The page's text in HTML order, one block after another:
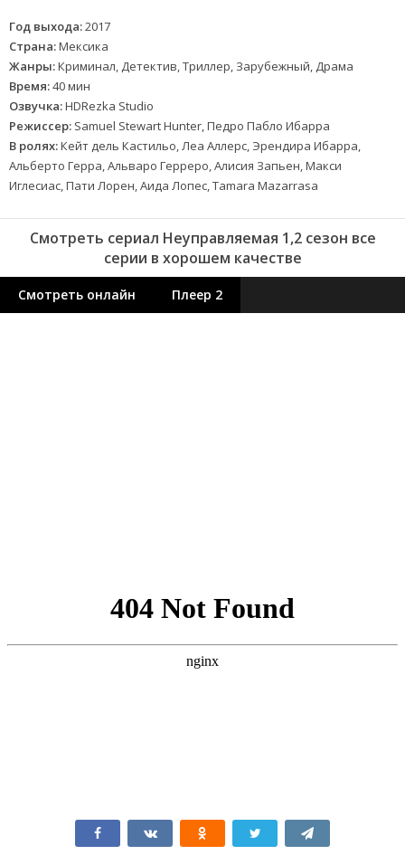
Год выхода:2017
Страна:Мексика
Жанры:Криминал, Детектив, Триллер, Зарубежный, Драма
Время:40 мин
Озвучка:HDRezka Studio
Режиссер: Samuel Stewart Hunter, Педро Пабло Ибарра
В ролях:Кейт дель Кастильо, Леа Аллерс, Эрендира Ибарра,
Альберто Герра, Альваро Герреро, Алисия Запьен, Макси
Иглесиас, Пати Лорен, Аида Лопес, Tamara Mazarrasa
Смотреть сериал Неуправляемая 1,2 сезон все
серии в хорошем качестве
Смотреть онлайн Плеер 2